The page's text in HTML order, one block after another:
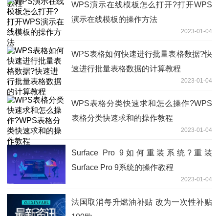
WPS演示在线模板怎么打开?打开WPS
演示在线模板的操作方法
2023-01-04
WPS表格如何快速进行批量表格数据?快
速进行批量表格数据的计算教程
2023-01-04
WPS表格分类快速求和怎么操作?WPS
表格分类快速求和的操作教程
2023-01-04
Surface Pro 9如何重装系统?重装
Surface Pro 9系统的操作教程
2023-01-04
法国取消每升燃油补贴 改为一次性补贴